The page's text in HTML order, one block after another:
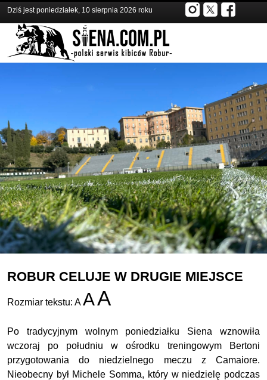
Dziś jest poniedziałek, 10 sierpnia 2026 roku
ROBUR CELUJE W DRUGIE MIEJSCE
Rozmiar tekstu: A AA
Po tradycyjnym wolnym poniedziałku Siena wznowiła
wczoraj po południu w ośrodku treningowym Bertoni
przygotowania do niedzielnego meczu z Camaiore.
Nieobecny był Michele Somma, który w niedzielę podczas